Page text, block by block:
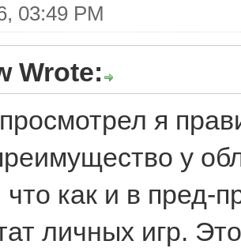
03:49 PM
Wrote:
я
у
как и в пред-
личных игр.